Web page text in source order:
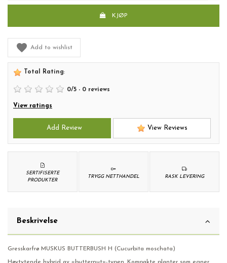
KJØP
Add to wishlist
Total Rating:
0/5 - 0 reviews
View ratings
Add Review View Reviews
RASK LEVERING
TRYGG NETTHANDEL
SERTIFISERTE
PRODUKTER
Beskrivelse
Gresskarfrø MUSKUS BUTTERBUSH H (Cucurbita moschata)